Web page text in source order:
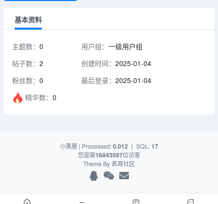
基本资料
主题数： 0
帖子数： 2
粉丝数： 0
精华数： 0
用户组：一级用户组
创建时间：2025-01-04
最后登录：2025-01-04
小黑屋 | Processed:0.012 | SQL:17
您是第16843597位访客
Theme By表哥社区